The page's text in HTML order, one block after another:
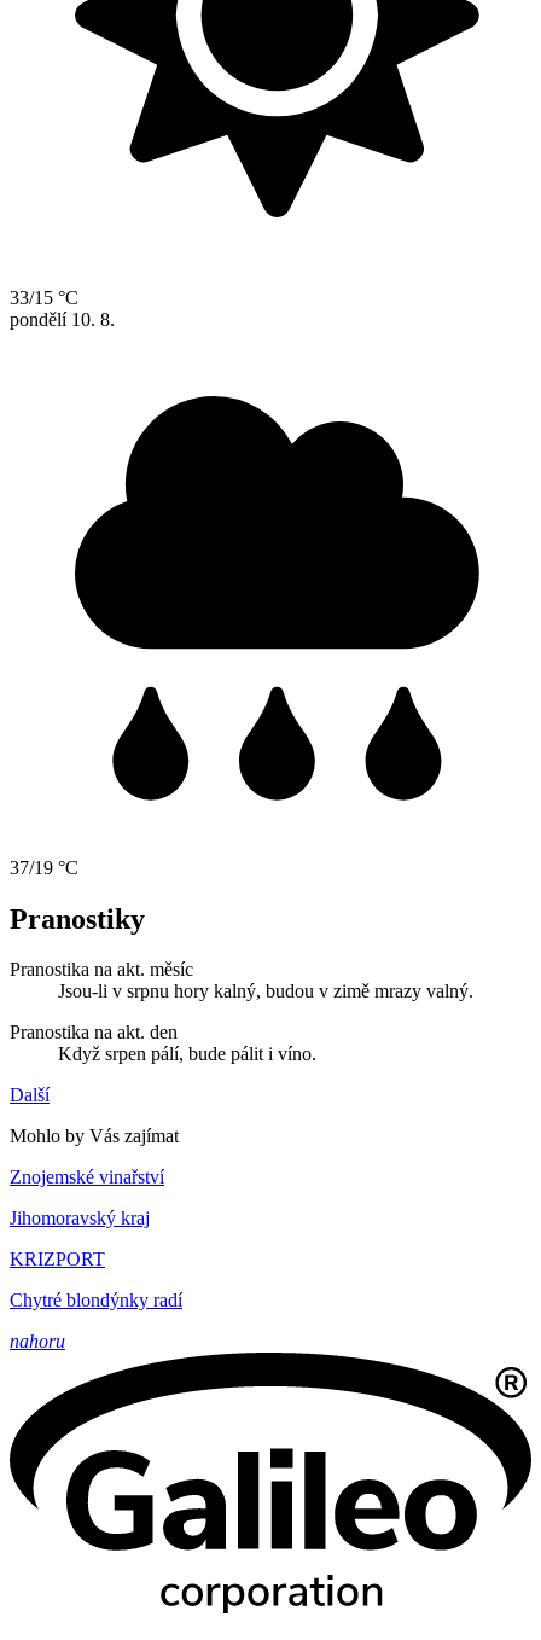
33/15 °C
pondělí 10. 8.
37/19 °C
Pranostiky
Pranostika na akt. měsíc
Jsou-li v srpnu hory kalný, budou v zimě mrazy valný.
Pranostika na akt. den
Když srpen pálí, bude pálit i víno.
Další
Mohlo by Vás zajímat
Znojemské vinařství
Jihomoravský kraj
KRIZPORT
Chytré blondýnky radí
nahoru